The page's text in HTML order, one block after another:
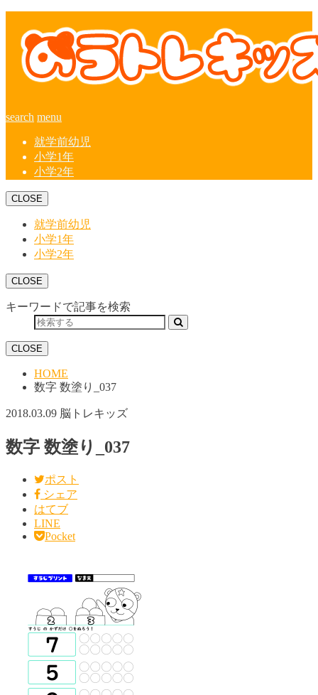
search menu
就学前幼児
小学1年
小学2年
CLOSE
就学前幼児
小学1年
小学2年
CLOSE
キーワードで記事を検索
CLOSE
HOME
数字 数塗り_037
2018.03.09 脳トレキッズ
数字 数塗り_037
ポスト
シェア
はてブ
LINE
Pocket